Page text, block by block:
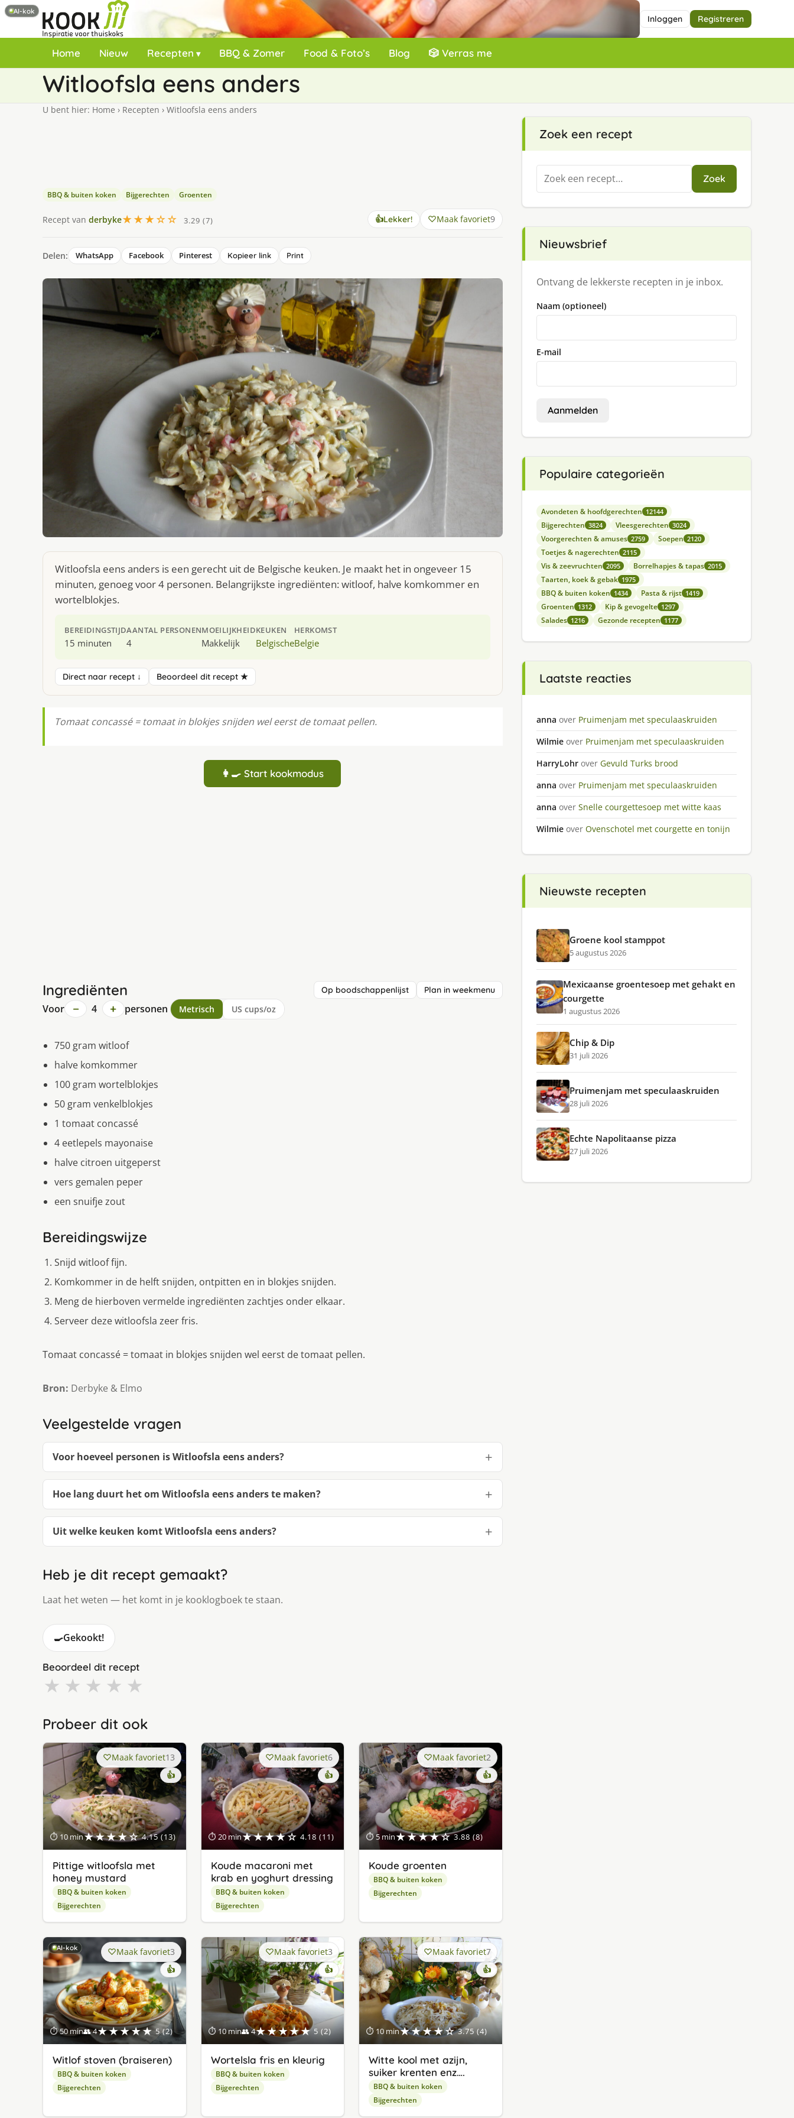
Inloggen Registreren
Home Nieuw Recepten BBQ & Zomer Food & Foto’s Blog 🎲 Verras me
Witloofsla eens anders
U bent hier: Home › Recepten › Witloofsla eens anders
BBQ & buiten koken Bijgerechten Groenten
Recept van derbyke★★★☆☆ 3.29 (7) 👍Lekker! Maak favoriet9
Delen: WhatsApp Facebook Pinterest Kopieer link Print
Witloofsla eens anders is een gerecht uit de Belgische keuken. Je maakt het in ongeveer 15
minuten, genoeg voor 4 personen. Belangrijkste ingrediënten: witloof, halve komkommer en
wortelblokjes.
BEREIDINGSTIJD
15 minuten
AANTAL PERSONEN
4
MOEILIJKHEID
Makkelijk
KEUKEN
Belgische
HERKOMST
Belgie
Direct naar recept ↓ Beoordeel dit recept ★
Tomaat concassé = tomaat in blokjes snijden wel eerst de tomaat pellen.
👩‍🍳 Start kookmodus
Ingrediënten Op boodschappenlijst Plan in weekmenu
Voor − 4 + personen Metrisch US cups/oz
750 gram witloof
halve komkommer
100 gram wortelblokjes
50 gram venkelblokjes
1 tomaat concassé
4 eetlepels mayonaise
halve citroen uitgeperst
vers gemalen peper
een snuifje zout
Bereidingswijze
Snijd witloof fijn.
Komkommer in de helft snijden, ontpitten en in blokjes snijden.
Meng de hierboven vermelde ingrediënten zachtjes onder elkaar.
Serveer deze witloofsla zeer fris.
Tomaat concassé = tomaat in blokjes snijden wel eerst de tomaat pellen.
Bron: Derbyke & Elmo
Veelgestelde vragen
Voor hoeveel personen is Witloofsla eens anders?
Hoe lang duurt het om Witloofsla eens anders te maken?
Uit welke keuken komt Witloofsla eens anders?
Heb je dit recept gemaakt?
Laat het weten — het komt in je kooklogboek te staan.
🍳Gekookt!
Beoordeel dit recept
★ ★ ★ ★ ★
Probeer dit ook
⏱ 10 min★★★★☆ 4.15 (13)
Maak favoriet13
👍
Pittige witloofsla met
honey mustard
BBQ & buiten koken
Bijgerechten
⏱ 20 min★★★★☆ 4.18 (11)
Maak favoriet6
👍
Koude macaroni met
krab en yoghurt dressing
BBQ & buiten koken
Bijgerechten
⏱ 5 min★★★★☆ 3.88 (8)
Maak favoriet2
👍
Koude groenten
BBQ & buiten koken
Bijgerechten
AI-kok
⏱ 50 min👥 4★★★★★ 5 (2)
Maak favoriet3
👍
Witlof stoven (braiseren)
BBQ & buiten koken
Bijgerechten
⏱ 10 min👥 4★★★★★ 5 (2)
Maak favoriet3
👍
Wortelsla fris en kleurig
BBQ & buiten koken
Bijgerechten
⏱ 10 min★★★★☆ 3.75 (4)
Maak favoriet7
👍
Witte kool met azijn,
suiker krenten enz….
BBQ & buiten koken
Bijgerechten
Zoek een recept
Zoeken
naar:
Zoek
Nieuwsbrief
Ontvang de lekkerste recepten in je inbox.
Naam (optioneel)
E-mail
Aanmelden
Populaire categorieën
Avondeten & hoofdgerechten 12144
Bijgerechten 3824 Vleesgerechten 3024
Voorgerechten & amuses 2759 Soepen 2120
Toetjes & nagerechten 2115
Vis & zeevruchten 2095 Borrelhapjes & tapas 2015
Taarten, koek & gebak 1975
BBQ & buiten koken 1434 Pasta & rijst 1419
Groenten 1312 Kip & gevogelte 1297
Salades 1216 Gezonde recepten 1177
Laatste reacties
anna over Pruimenjam met speculaaskruiden
Wilmie over Pruimenjam met speculaaskruiden
HarryLohr over Gevuld Turks brood
anna over Pruimenjam met speculaaskruiden
anna over Snelle courgettesoep met witte kaas
Wilmie over Ovenschotel met courgette en tonijn
Nieuwste recepten
Groene kool stamppot
5 augustus 2026
Mexicaanse groentesoep met gehakt en
courgette
1 augustus 2026
Chip & Dip
31 juli 2026
Pruimenjam met speculaaskruiden
28 juli 2026
AI-kok
Echte Napolitaanse pizza
27 juli 2026